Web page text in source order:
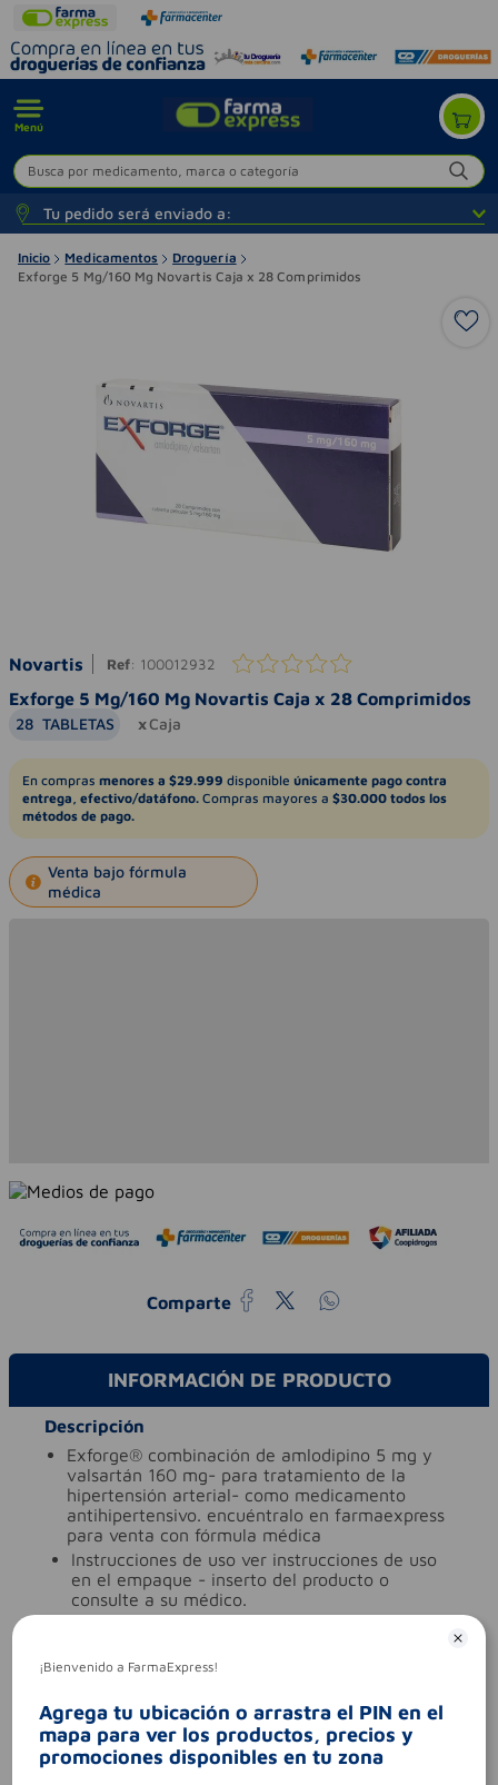
Menú
Busca por medicamento, marca o categoría
Tu pedido será enviado a:
Inicio Medicamentos
Droguería
Exforge 5 Mg/160 Mg Novartis Caja x 28 Comprimidos
Novartis Ref: 100012932
Exforge 5 Mg/160 Mg Novartis Caja x 28 Comprimidos
28 TABLETAS Caja
En compras menores a $29.999 disponible únicamente pago contra
entrega, efectivo/datáfono. Compras mayores a $30.000 todos los
métodos de pago.
Venta bajo fórmula
médica
Comparte
INFORMACIÓN DE PRODUCTO
Descripción
exforge® combinación de amlodipino 5 mg y
valsartán 160 mg- para tratamiento de la
hipertensión arterial- como medicamento
antihipertensivo. encuéntralo en farmaexpress
para venta con fórmula médica
instrucciones de uso ver instrucciones de uso
en el empaque - inserto del producto o
consulte a su médico.
Características especiales
valsartan
tipo de producto amlodipino-valsartan
¡Bienvenido a FarmaExpress!
Agrega tu ubicación o arrastra el PIN en el
mapa para ver los productos, precios y
promociones disponibles en tu zona